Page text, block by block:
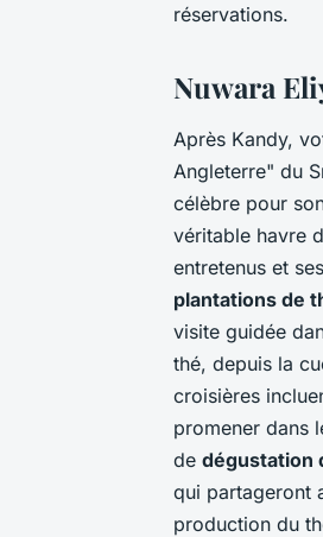
réservations.
Nuwara
Après Kandy,
Angleterre" du
célèbre pour
véritable havre
entretenus et
plantations de
visite guidée
thé, depuis la
croisières
promener dans
de dégustation
qui partageront
production du